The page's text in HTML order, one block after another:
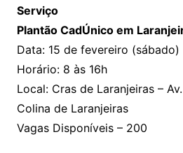
Serviço
Plantão CadÚnico em
Data: 15 de fevereiro (sábado)
Horário: 8 às 16h
Local: Cras de Laranjeiras –
Colina de Laranjeiras
Vagas Disponíveis – 200